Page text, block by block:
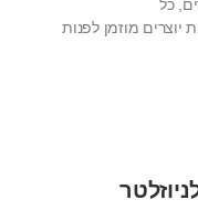
יוצרים מוזמן לפנות